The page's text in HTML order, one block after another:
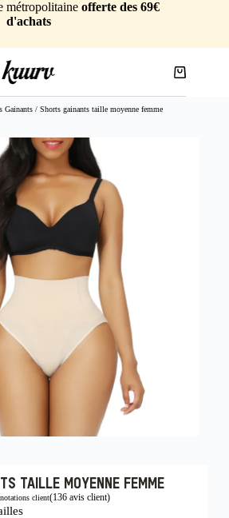
métropolitaine offerte des 69€
d'achats
Gainants/ Shorts gainants taille moyenne femme
TAILLE MOYENNE FEMME
client(136avis client)